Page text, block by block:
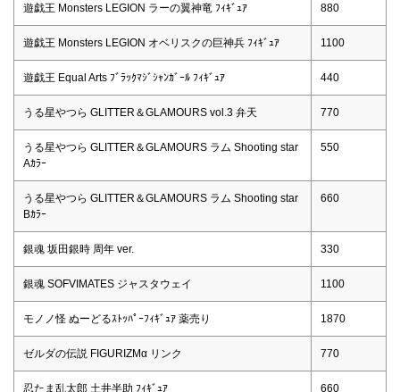
遊戯王 Monsters LEGION ラーの翼神竜 ﾌｨｷﾞｭｱ 880
遊戯王 Monsters LEGION オベリスクの巨神兵 ﾌｨｷﾞｭｱ 1100
遊戯王 Equal Arts ﾌﾞﾗｯｸﾏｼﾞｼｬﾝｶﾞｰﾙ ﾌｨｷﾞｭｱ 440
うる星やつら GLITTER＆GLAMOURS vol.3 弁天 770
うる星やつら GLITTER＆GLAMOURS ラム Shooting star
Aｶﾗｰ
550
うる星やつら GLITTER＆GLAMOURS ラム Shooting star
Bｶﾗｰ
660
銀魂 坂田銀時 周年 ver. 330
銀魂 SOFVIMATES ジャスタウェイ 1100
モノノ怪 ぬーどるｽﾄｯﾊﾟｰﾌｨｷﾞｭｱ 薬売り 1870
ゼルダの伝説 FIGURIZMα リンク 770
忍たま乱太郎 土井半助 ﾌｨｷﾞｭｱ 660